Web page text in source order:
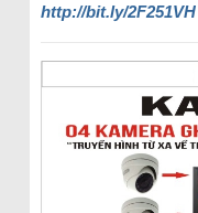
http://bit.ly/2F251VH